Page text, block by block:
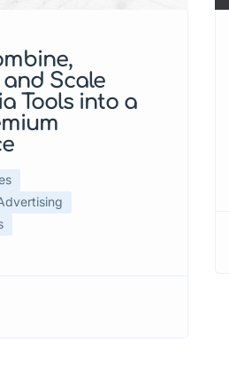
Scale
Tools into a